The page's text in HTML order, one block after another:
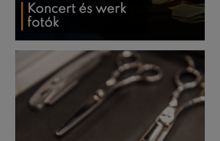
Koncert és werk
fotók